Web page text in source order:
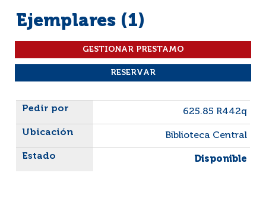
Ejemplares (1)
Liste des exemplaires
625.85 R442q
Biblioteca Central
Disponible